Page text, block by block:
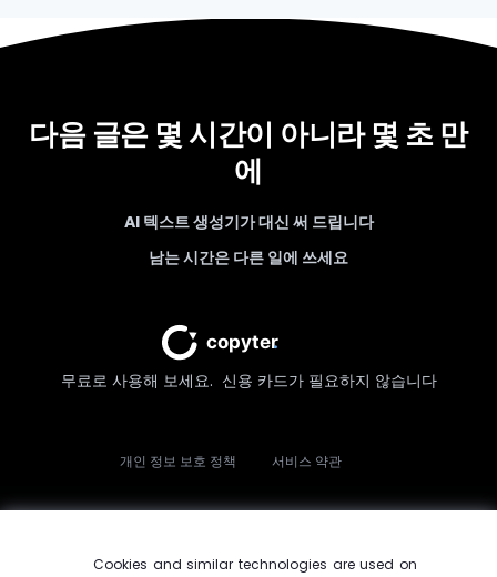
다음 글은 몇 시간이 아니라 몇 초 만
에
AI 텍스트 생성기가 대신 써 드립니다
남는 시간은 다른 일에 쓰세요
무료로 사용해 보세요. 신용 카드가 필요하지 않습니다
개인 정보 보호 정책 서비스 약관
Cookies and similar technologies are used on